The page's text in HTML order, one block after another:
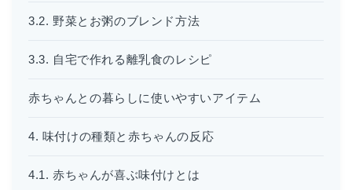
3.2. 野菜とお粥のブレンド方法
3.3. 自宅で作れる離乳食のレシピ
赤ちゃんとの暮らしに使いやすいアイテム
4. 味付けの種類と赤ちゃんの反応
4.1. 赤ちゃんが喜ぶ味付けとは